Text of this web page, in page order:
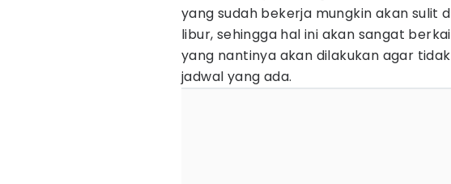
yang sudah bekerja mungkin akan sulit
libur, sehingga hal ini akan sangat
yang nantinya akan dilakukan agar
jadwal yang ada.